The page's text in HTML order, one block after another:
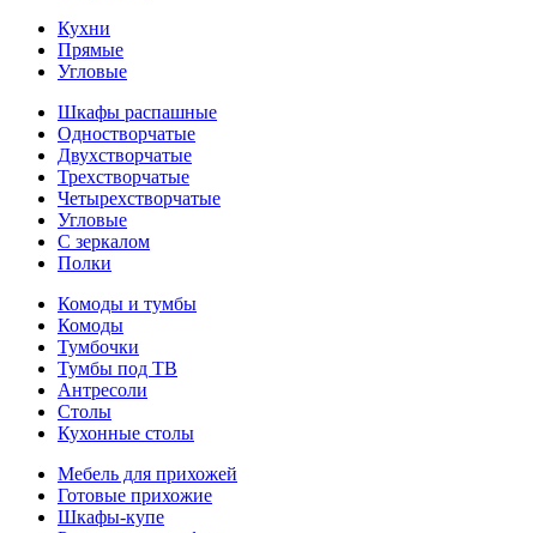
Кухни
Прямые
Угловые
Шкафы распашные
Одностворчатые
Двухстворчатые
Трехстворчатые
Четырехстворчатые
Угловые
С зеркалом
Полки
Комоды и тумбы
Комоды
Тумбочки
Тумбы под ТВ
Антресоли
Столы
Кухонные столы
Мебель для прихожей
Готовые прихожие
Шкафы-купе